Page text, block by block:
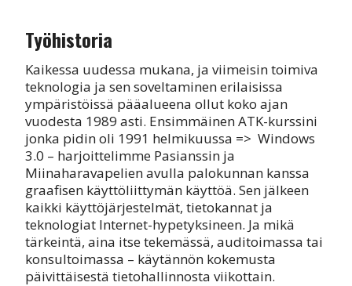
Työhistoria
Kaikessa uudessa mukana, ja viimeisin toimiva
teknologia ja sen soveltaminen erilaisissa
ympäristöissä pääalueena ollut koko ajan
vuodesta 1989 asti. Ensimmäinen ATK-kurssini
jonka pidin oli 1991 helmikuussa => Windows
3.0 – harjoittelimme Pasianssin ja
Miinaharavapelien avulla palokunnan kanssa
graafisen käyttöliittymän käyttöä. Sen jälkeen
kaikki käyttöjärjestelmät, tietokannat ja
teknologiat Internet-hypetyksineen. Ja mikä
tärkeintä, aina itse tekemässä, auditoimassa tai
konsultoimassa – käytännön kokemusta
päivittäisestä tietohallinnosta viikottain.